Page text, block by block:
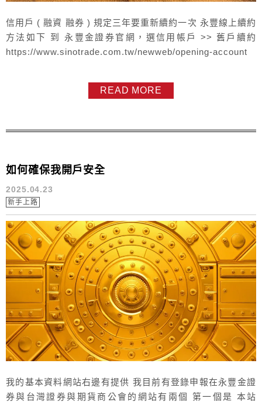
信用戶 ( 融資 融券 ) 規定三年要重新續約一次 永豐線上續約
方法如下 到 永豐金證券官網，選信用帳戶 >> 舊戶續約
https://www.sinotrade.com.tw/newweb/opening-account
READ MORE
如何確保我開戶安全
2025.04.23
新手上路
我的基本資料網站右邊有提供 我目前有登錄申報在永豐金證
券與台灣證券與期貨商公會的網站有兩個 第一個是 本站